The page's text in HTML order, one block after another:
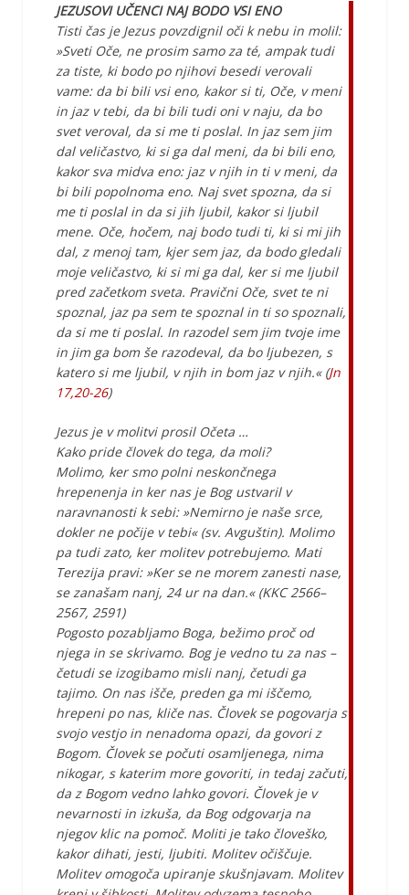
JEZUSOVI UČENCI NAJ BODO VSI ENO
Tisti čas je Jezus povzdignil oči k nebu in molil:
»Sveti Oče, ne prosim samo za té, ampak tudi
za tiste, ki bodo po njihovi besedi verovali
vame: da bi bili vsi eno, kakor si ti, Oče, v meni
in jaz v tebi, da bi bili tudi oni v naju, da bo
svet veroval, da si me ti poslal. In jaz sem jim
dal veličastvo, ki si ga dal meni, da bi bili eno,
kakor sva midva eno: jaz v njih in ti v meni, da
bi bili popolnoma eno. Naj svet spozna, da si
me ti poslal in da si jih ljubil, kakor si ljubil
mene. Oče, hočem, naj bodo tudi ti, ki si mi jih
dal, z menoj tam, kjer sem jaz, da bodo gledali
moje veličastvo, ki si mi ga dal, ker si me ljubil
pred začetkom sveta. Pravični Oče, svet te ni
spoznal, jaz pa sem te spoznal in ti so spoznali,
da si me ti poslal. In razodel sem jim tvoje ime
in jim ga bom še razodeval, da bo ljubezen, s
katero si me ljubil, v njih in bom jaz v njih.« (Jn
17,20-26)
Jezus je v molitvi prosil Očeta …
Kako pride človek do tega, da moli?
Molimo, ker smo polni neskončnega
hrepenenja in ker nas je Bog ustvaril v
naravnanosti k sebi: »Nemirno je naše srce,
dokler ne počije v tebi« (sv. Avguštin). Molimo
pa tudi zato, ker molitev potrebujemo. Mati
Terezija pravi: »Ker se ne morem zanesti nase,
se zanašam nanj, 24 ur na dan.« (KKC 2566–
2567, 2591)
Pogosto pozabljamo Boga, bežimo proč od
njega in se skrivamo. Bog je vedno tu za nas –
četudi se izogibamo misli nanj, četudi ga
tajimo. On nas išče, preden ga mi iščemo,
hrepeni po nas, kliče nas. Človek se pogovarja s
svojo vestjo in nenadoma opazi, da govori z
Bogom. Človek se počuti osamljenega, nima
nikogar, s katerim more govoriti, in tedaj začuti,
da z Bogom vedno lahko govori. Človek je v
nevarnosti in izkuša, da Bog odgovarja na
njegov klic na pomoč. Moliti je tako človeško,
kakor dihati, jesti, ljubiti. Molitev očiščuje.
Molitev omogoča upiranje skušnjavam. Molitev